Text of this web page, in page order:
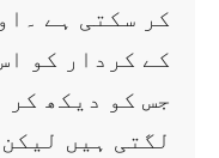
کر سکتی ہے
کے کردار کو
جس کو دیکھ
لگتی ہیں